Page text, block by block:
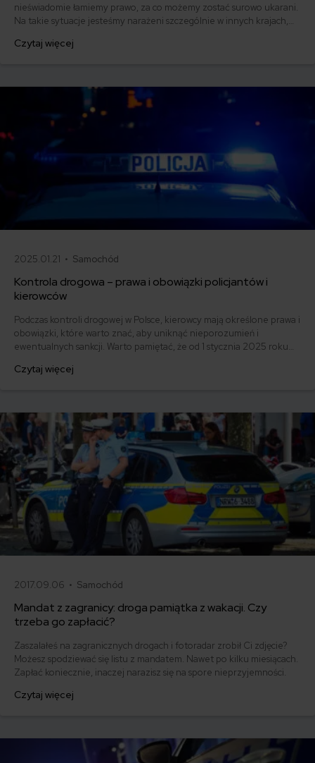
nieświadomie łamiemy prawo, za co możemy zostać surowo ukarani.
Na takie sytuacje jesteśmy narażeni szczególnie w innych krajach,
Jeśli już mandat otrzymamy, zapłacić musimy. A jak prezentują się
Czytaj więcej
2025.01.21 • Samochód
Kontrola drogowa – prawa i obowiązki policjantów i
kierowców
Podczas kontroli drogowej w Polsce, kierowcy mają określone prawa i
obowiązki, które warto znać, aby uniknąć nieporozumień i
ewentualnych sankcji. Warto pamiętać, że od 1 stycznia 2025 roku
nawet 2500 zł, a w przypadku recydywy – nawet 5000 zł.
Czytaj więcej
2017.09.06 • Samochód
Mandat z zagranicy: droga pamiątka z wakacji. Czy
trzeba go zapłacić?
Zaszalałeś na zagranicznych drogach i fotoradar zrobił Ci zdjęcie?
Możesz spodziewać się listu z mandatem. Nawet po kilku miesiącach.
Zapłać koniecznie, inaczej narazisz się na spore nieprzyjemności.
Czytaj więcej